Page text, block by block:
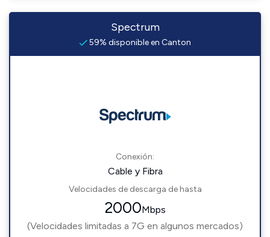
Spectrum
59% disponible en Canton
Conexión:
Cable y Fibra
Velocidades de descarga de hasta
2000Mbps
(Velocidades limitadas a 7G en algunos mercados)